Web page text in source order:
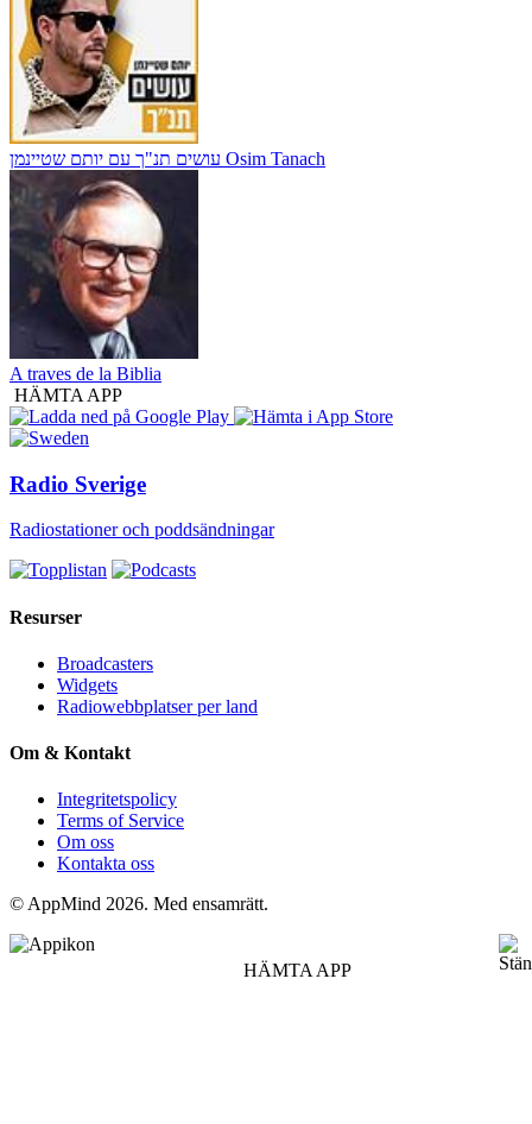
עושים תנ"ך עם יותם שטיינמן Osim Tanach
A traves de la Biblia
HÄMTA APP
Radio Sverige
Radiostationer och poddsändningar
Resurser
Broadcasters
Widgets
Radiowebbplatser per land
Om & Kontakt
Integritetspolicy
Terms of Service
Om oss
Kontakta oss
© AppMind 2026. Med ensamrätt.
HÄMTA APP